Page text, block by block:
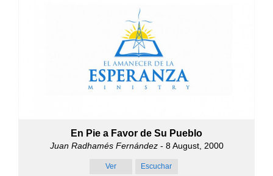
En Pie a Favor de Su Pueblo
Juan Radhamés Fernández- 8 August, 2000
Ver Escuchar